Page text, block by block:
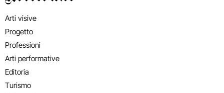
Arti visive
Progetto
Professioni
Arti performative
Editoria
Turismo